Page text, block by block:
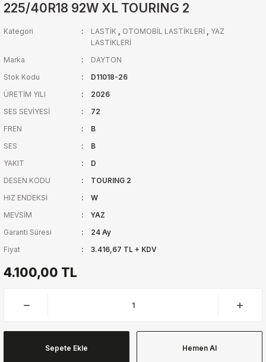
225/40R18 92W XL TOURING 2
Kategori LASTİK , OTOMOBİL LASTİKLERİ , YAZ
LASTİKLERİ
Marka
DAYTON
Stok Kodu
D11018-26
ÜRETİM YILI
2026
SES SEVİYESİ
72
FREN
B
SES
B
YAKIT
D
DESEN KODU
TOURING 2
HIZ ENDEKSİ
W
MEVSİM
YAZ
Garanti Süresi
24 Ay
Fiyat
3.416,67 TL + KDV
4.100,00 TL
Sepete Ekle Hemen Al